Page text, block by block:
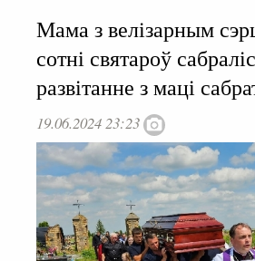
Мама з велізарным
сотні святароў
развітанне з маці
19.06.2024 23:23